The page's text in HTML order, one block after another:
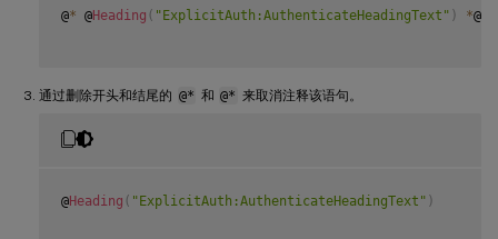
@* @Heading "ExplicitAuth:AuthenticateHeadingText" ) *@
通过删除开头和结尾的 @* 和 @* 来取消注释该语句。
@Heading "ExplicitAuth:AuthenticateHeadingText" )